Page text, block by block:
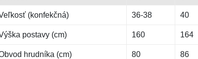
(konfekčná) 36-38 40
postavy (cm) 160 164
hrudníka (cm) 80 86